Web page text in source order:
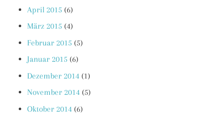
April 2015 (6)
März 2015 (4)
Februar 2015 (5)
Januar 2015 (6)
Dezember 2014 (1)
November 2014 (5)
Oktober 2014 (6)